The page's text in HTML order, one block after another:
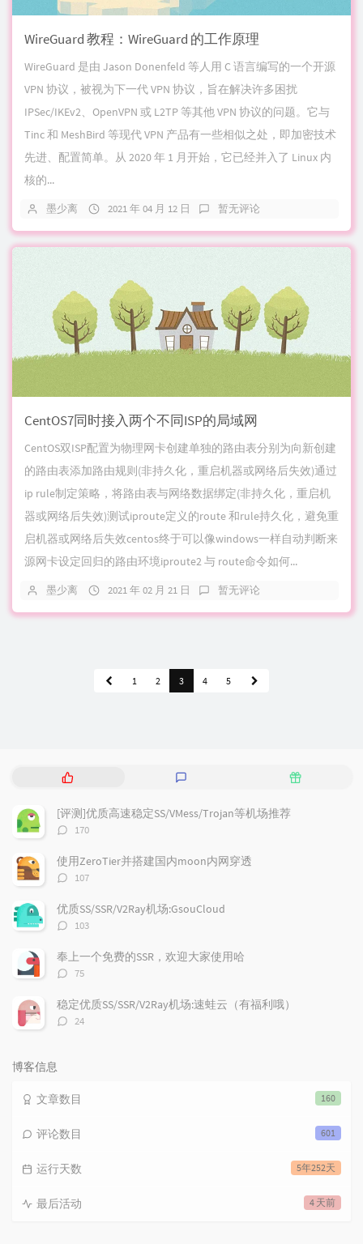
WireGuard 教程：WireGuard 的工作原理
WireGuard 是由 Jason Donenfeld 等人用 C 语言编写的一个开源
VPN 协议，被视为下一代 VPN 协议，旨在解决许多困扰
IPSec/IKEv2、OpenVPN 或 L2TP 等其他 VPN 协议的问题。它与
Tinc 和 MeshBird 等现代 VPN 产品有一些相似之处，即加密技术
先进、配置简单。从 2020 年 1 月开始，它已经并入了 Linux 内
核的...
墨少离 2021 年 04 月 12 日 暂无评论
CentOS7同时接入两个不同ISP的局域网
CentOS双ISP配置为物理网卡创建单独的路由表分别为向新创建
的路由表添加路由规则(非持久化，重启机器或网络后失效)通过
ip rule制定策略，将路由表与网络数据绑定(非持久化，重启机
器或网络后失效)测试iproute定义的route 和rule持久化，避免重
启机器或网络后失效centos终于可以像windows一样自动判断来
源网卡设定回归的路由环境iproute2 与 route命令如何...
墨少离 2021 年 02 月 21 日 暂无评论
1 2 3 4 5
热
文
章
随
[评测]优质高速稳定SS/VMess/Trojan等机场推荐
评
数：
170
使用ZeroTier并搭建国内moon内网穿透
评
数：
107
优质SS/SSR/V2Ray机场:GsouCloud
评
数：
103
奉上一个免费的SSR，欢迎大家使用哈
评
数：
75
稳定优质SS/SSR/V2Ray机场:速蛙云（有福利哦）
评
24
博客信息
160
文章数目
601
评论数目
5年252天
运行天数
4 天前
最后活动